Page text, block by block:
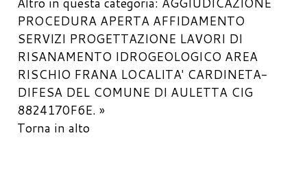
PROCEDURA APERTA AFFIDAMENTO
SERVIZI PROGETTAZIONE LAVORI DI
RISANAMENTO IDROGEOLOGICO AREA
RISCHIO FRANA LOCALITA' CARDINETA-
DIFESA DEL COMUNE DI AULETTA CIG
8824170F6E. »
Torna in alto